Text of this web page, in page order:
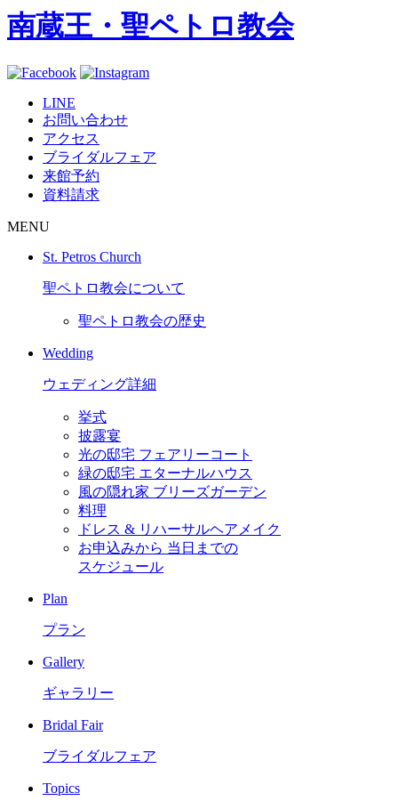
南蔵王・聖ペトロ教会
LINE
お問い合わせ
アクセス
ブライダルフェア
来館予約
資料請求
MENU
St. Petros Church
聖ペトロ教会について
聖ペトロ教会の歴史
Wedding
ウェディング詳細
挙式
披露宴
光の邸宅 フェアリーコート
緑の邸宅 エターナルハウス
風の隠れ家 ブリーズガーデン
料理
ドレス & リハーサルヘアメイク
お申込みから 当日までの
スケジュール
Plan
プラン
Gallery
ギャラリー
Bridal Fair
ブライダルフェア
Topics